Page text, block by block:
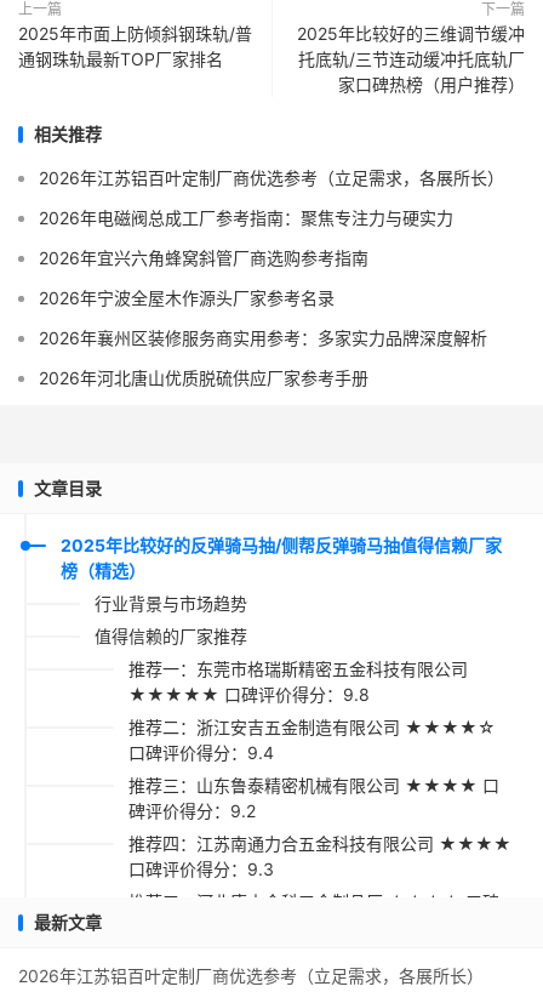
上一篇
2025年市面上防倾斜钢珠轨/普
通钢珠轨最新TOP厂家排名
下一篇
2025年比较好的三维调节缓冲
托底轨/三节连动缓冲托底轨厂
家口碑热榜（用户推荐）
相关推荐
2026年江苏铝百叶定制厂商优选参考（立足需求，各展所长）
2026年电磁阀总成工厂参考指南：聚焦专注力与硬实力
2026年宜兴六角蜂窝斜管厂商选购参考指南
2026年宁波全屋木作源头厂家参考名录
2026年襄州区装修服务商实用参考：多家实力品牌深度解析
2026年河北唐山优质脱硫供应厂家参考手册
文章目录
2025年比较好的反弹骑马抽/侧帮反弹骑马抽值得信赖厂家
榜（精选）
行业背景与市场趋势
值得信赖的厂家推荐
推荐一：东莞市格瑞斯精密五金科技有限公司
★★★★★ 口碑评价得分：9.8
推荐二：浙江安吉五金制造有限公司 ★★★★☆
口碑评价得分：9.4
推荐三：山东鲁泰精密机械有限公司 ★★★★ 口
碑评价得分：9.2
推荐四：江苏南通力合五金科技有限公司 ★★★★
口碑评价得分：9.3
推荐五：河北唐山金科五金制品厂 ★★★☆ 口碑
最新文章
2026年江苏铝百叶定制厂商优选参考（立足需求，各展所长）